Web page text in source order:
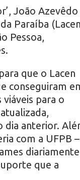
João Azevêdo
Paraíba
Pessoa,
que o Lacen
conseguiram
para o
dia anterior.
com a UFPB –
diariamente
que a